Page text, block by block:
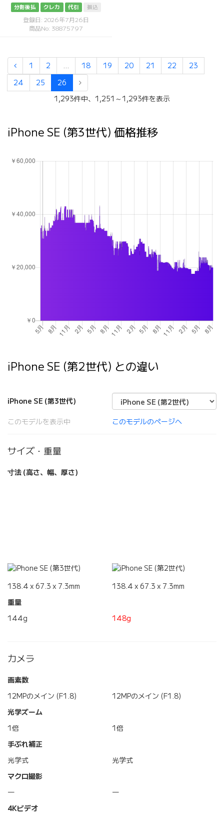
分割後払 クレカ 代引 振込
登録日: 2026年7月26日
商品No: 38875797
1 2 ... 18 19 20 21 22
23
24
25
26
1,293件中、1,251～1,293件を表示
iPhone SE (第3世代) 価格推移
iPhone SE (第2世代) との違い
iPhone SE (第3世代)
このモデルを表示中 このモデルのページへ
サイズ・重量
寸法 (高さ、幅、厚さ)
138.4 x 67.3 x 7.3mm
138.4 x 67.3 x 7.3mm
重量
144g
148g
カメラ
画素数
12MPのメイン (F1.8)
12MPのメイン (F1.8)
光学ズーム
1倍
1倍
手ぶれ補正
光学式
光学式
マクロ撮影
―
―
4Kビデオ